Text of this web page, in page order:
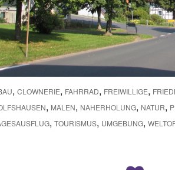
, CLOWNERIE, FAHRRAD, FREIWILLIGE,
, MALEN, NAHERHOLUNG, NATUR,
, TOURISMUS, UMGEBUNG,